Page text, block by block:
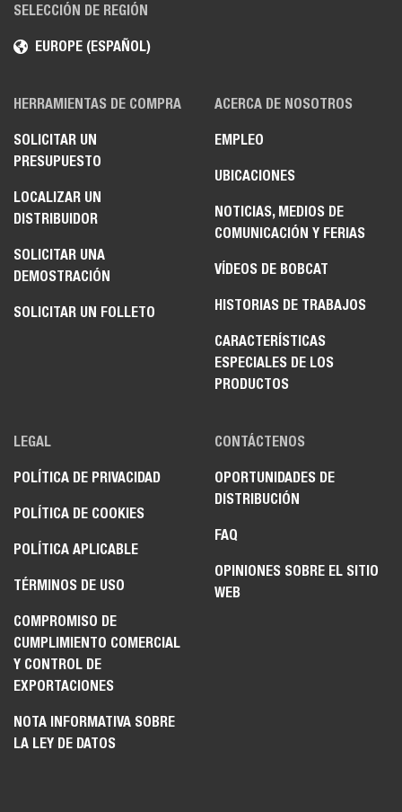
SELECCIÓN DE REGIÓN
EUROPE (ESPAÑOL)
HERRAMIENTAS DE COMPRA
SOLICITAR UN
PRESUPUESTO
LOCALIZAR UN
DISTRIBUIDOR
SOLICITAR UNA
DEMOSTRACIÓN
SOLICITAR UN FOLLETO
ACERCA DE NOSOTROS
EMPLEO
UBICACIONES
NOTICIAS, MEDIOS DE
COMUNICACIÓN Y FERIAS
VÍDEOS DE BOBCAT
HISTORIAS DE TRABAJOS
CARACTERÍSTICAS
ESPECIALES DE LOS
PRODUCTOS
LEGAL
POLÍTICA DE PRIVACIDAD
POLÍTICA DE COOKIES
POLÍTICA APLICABLE
TÉRMINOS DE USO
COMPROMISO DE
CUMPLIMIENTO COMERCIAL
Y CONTROL DE
EXPORTACIONES
NOTA INFORMATIVA SOBRE
LA LEY DE DATOS
CONTÁCTENOS
OPORTUNIDADES DE
DISTRIBUCIÓN
FAQ
OPINIONES SOBRE EL SITIO
WEB